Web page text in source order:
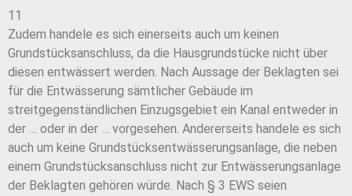
11
Zudem handele es sich einerseits auch um keinen
Grundstücksanschluss, da die Hausgrundstücke nicht über
diesen entwässert werden. Nach Aussage der Beklagten sei
für die Entwässerung sämtlicher Gebäude im
streitgegenständlichen Einzugsgebiet ein Kanal entweder in
der … oder in der … vorgesehen. Andererseits handele es sich
auch um keine Grundstücksentwässerungsanlage, die neben
einem Grundstücksanschluss nicht zur Entwässerungsanlage
der Beklagten gehören würde. Nach § 3 EWS seien